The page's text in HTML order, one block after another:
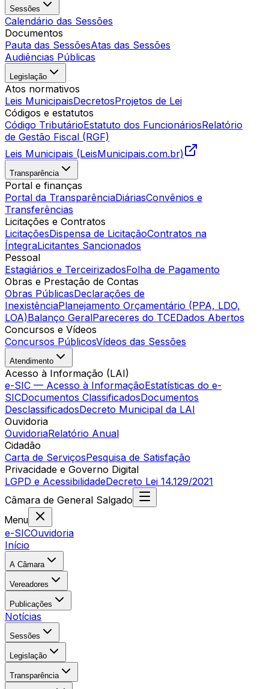
Sessões
Calendário das Sessões
Documentos
Pauta das SessõesAtas das Sessões
Audiências Públicas
Legislação
Atos normativos
Leis MunicipaisDecretosProjetos de Lei
Códigos e estatutos
Código TributárioEstatuto dos FuncionáriosRelatório
de Gestão Fiscal (RGF)
Leis Municipais (LeisMunicipais.com.br)
Transparência
Portal e finanças
Portal da TransparênciaDiáriasConvênios e
Transferências
Licitações e Contratos
LicitaçõesDispensa de LicitaçãoContratos na
ÍntegraLicitantes Sancionados
Pessoal
Estagiários e TerceirizadosFolha de Pagamento
Obras e Prestação de Contas
Obras PúblicasDeclarações de
InexistênciaPlanejamento Orçamentário (PPA, LDO,
LOA)Balanço GeralPareceres do TCEDados Abertos
Concursos e Vídeos
Concursos PúblicosVídeos das Sessões
Atendimento
Acesso à Informação (LAI)
e-SIC — Acesso à InformaçãoEstatísticas do e-
SICDocumentos ClassificadosDocumentos
DesclassificadosDecreto Municipal da LAI
Ouvidoria
OuvidoriaRelatório Anual
Cidadão
Carta de ServiçosPesquisa de Satisfação
Privacidade e Governo Digital
LGPD e AcessibilidadeDecreto Lei 14.129/2021
Câmara de General Salgado
Menu
e-SICOuvidoria
Início
A Câmara
Vereadores
Publicações
Notícias
Sessões
Legislação
Transparência